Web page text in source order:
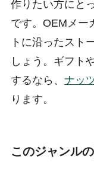
作りたい方にと
です。OEMメー
トに沿ったスト
しょう。ギフト
するなら、 ナッ
ります。
このジャンル